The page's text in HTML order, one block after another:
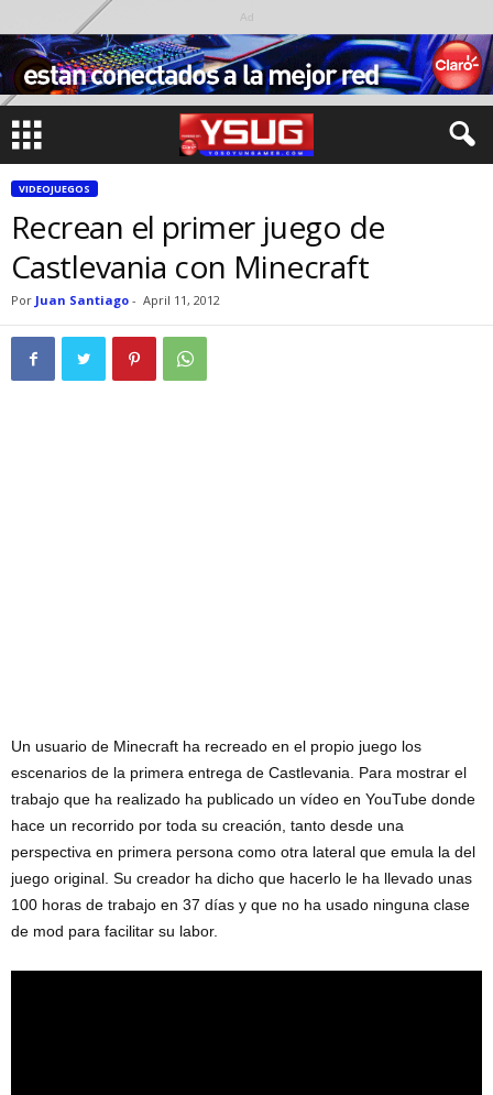
Ad
VIDEOJUEGOS
Recrean el primer juego de
Castlevania con Minecraft
Por Juan Santiago - April 11, 2012
Un usuario de Minecraft ha recreado en el propio juego los
escenarios de la primera entrega de Castlevania. Para mostrar el
trabajo que ha realizado ha publicado un vídeo en YouTube donde
hace un recorrido por toda su creación, tanto desde una
perspectiva en primera persona como otra lateral que emula la del
juego original. Su creador ha dicho que hacerlo le ha llevado unas
100 horas de trabajo en 37 días y que no ha usado ninguna clase
de mod para facilitar su labor.